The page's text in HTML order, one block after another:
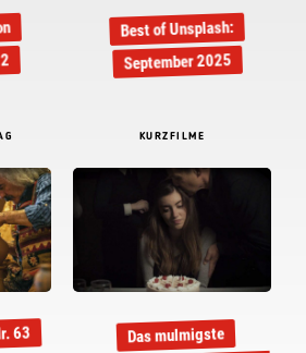
Best of Unsplash:
September 2025
63
KURZFILME
Das mulmigste